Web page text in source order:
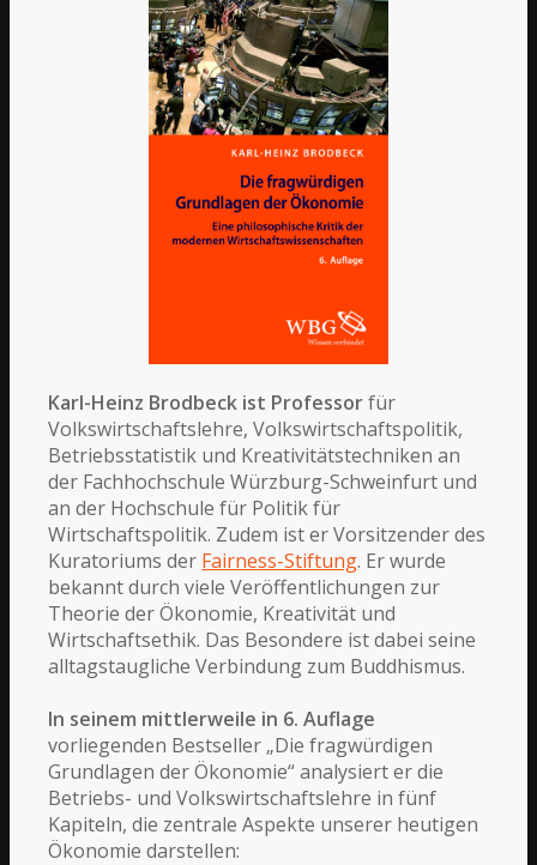
Karl-Heinz Brodbeck ist Professorfür
Volkswirtschaftslehre, Volkswirtschaftspolitik,
Betriebsstatistik und Kreativitätstechniken an
der Fachhochschule Würzburg-Schweinfurt und
an der Hochschule für Politik für
Wirtschaftspolitik. Zudem ist erVorsitzender des
Kuratoriums der Fairness-Stiftung. Er wurde
bekannt durch viele Veröffentlichungen zur
Theorie der Ökonomie, Kreativität und
Wirtschaftsethik. Das Besondere ist dabei seine
alltagstaugliche Verbindung zum Buddhismus.
In seinem mittlerweile in 6. Auflage
vorliegenden Bestseller „Die fragwürdigen
Grundlagen der Ökonomie“ analysiert er die
Betriebs- und Volkswirtschaftslehre in fünf
Kapiteln, die zentrale Aspekte unserer heutigen
Ökonomie darstellen: